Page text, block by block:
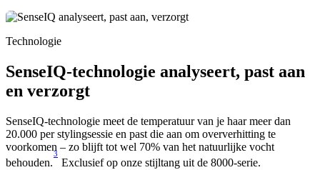
Technologie
SenseIQ-technologie analyseert, past aan
en verzorgt
SenseIQ-technologie meet de temperatuur van je haar meer dan
20.000 per stylingsessie en past die aan om oververhitting te
voorkomen – zo blijft tot wel 70% van het natuurlijke vocht
behouden.
3
Exclusief op onze stijltang uit de 8000-serie.